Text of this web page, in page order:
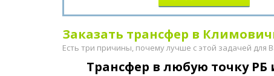
Заказать трансфер в
Есть три причины, почему лучше с этой задачей для
Трансфер в любую точку РБ